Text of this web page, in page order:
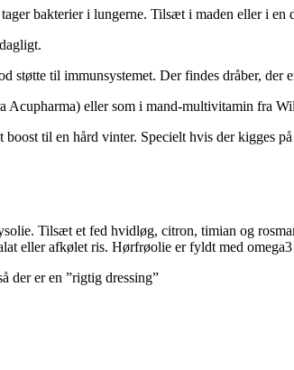
bakterier i lungerne. Tilsæt i maden eller i en
støtte til immunsystemet. Der findes dråber, der
Acupharma) eller som i mand-multivitamin fra
til en hård vinter. Specielt hvis der kigges
Tilsæt et fed hvidløg, citron, timian og
eller afkølet ris. Hørfrøolie er fyldt med
der er en ”rigtig dressing”